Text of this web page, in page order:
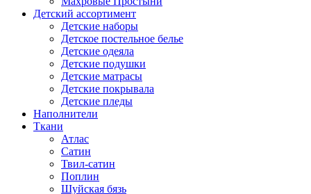
Детский ассортимент
Детские наборы
Детское постельное белье
Детские одеяла
Детские подушки
Детские матрасы
Детские покрывала
Детские пледы
Наполнители
Ткани
Атлас
Сатин
Твил-сатин
Поплин
Шуйская бязь